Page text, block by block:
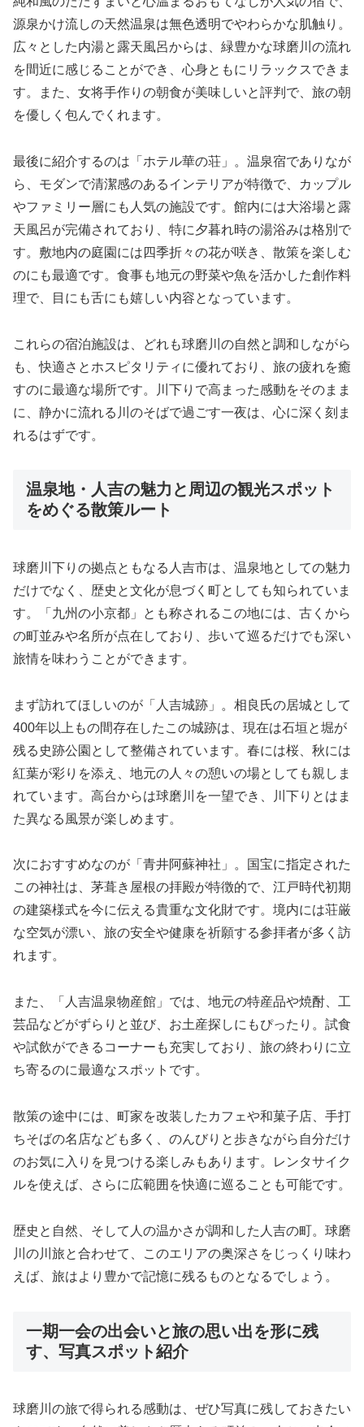
源泉かけ流しの天然温泉は無色透明でやわらかな肌触り。
広々とした内湯と露天風呂からは、緑豊かな球磨川の流れ
を間近に感じることができ、心身ともにリラックスできま
す。また、女将手作りの朝食が美味しいと評判で、旅の朝
を優しく包んでくれます。
最後に紹介するのは「ホテル華の荘」。温泉宿でありなが
ら、モダンで清潔感のあるインテリアが特徴で、カップル
やファミリー層にも人気の施設です。館内には大浴場と露
天風呂が完備されており、特に夕暮れ時の湯浴みは格別で
す。敷地内の庭園には四季折々の花が咲き、散策を楽しむ
のにも最適です。食事も地元の野菜や魚を活かした創作料
理で、目にも舌にも嬉しい内容となっています。
これらの宿泊施設は、どれも球磨川の自然と調和しながら
も、快適さとホスピタリティに優れており、旅の疲れを癒
すのに最適な場所です。川下りで高まった感動をそのまま
に、静かに流れる川のそばで過ごす一夜は、心に深く刻ま
れるはずです。
温泉地・人吉の魅力と周辺の観光スポット
をめぐる散策ルート
球磨川下りの拠点ともなる人吉市は、温泉地としての魅力
だけでなく、歴史と文化が息づく町としても知られていま
す。「九州の小京都」とも称されるこの地には、古くから
の町並みや名所が点在しており、歩いて巡るだけでも深い
旅情を味わうことができます。
まず訪れてほしいのが「人吉城跡」。相良氏の居城として
400年以上もの間存在したこの城跡は、現在は石垣と堀が
残る史跡公園として整備されています。春には桜、秋には
紅葉が彩りを添え、地元の人々の憩いの場としても親しま
れています。高台からは球磨川を一望でき、川下りとはま
た異なる風景が楽しめます。
次におすすめなのが「青井阿蘇神社」。国宝に指定された
この神社は、茅葺き屋根の拝殿が特徴的で、江戸時代初期
の建築様式を今に伝える貴重な文化財です。境内には荘厳
な空気が漂い、旅の安全や健康を祈願する参拝者が多く訪
れます。
また、「人吉温泉物産館」では、地元の特産品や焼酎、工
芸品などがずらりと並び、お土産探しにもぴったり。試食
や試飲ができるコーナーも充実しており、旅の終わりに立
ち寄るのに最適なスポットです。
散策の途中には、町家を改装したカフェや和菓子店、手打
ちそばの名店なども多く、のんびりと歩きながら自分だけ
のお気に入りを見つける楽しみもあります。レンタサイク
ルを使えば、さらに広範囲を快適に巡ることも可能です。
歴史と自然、そして人の温かさが調和した人吉の町。球磨
川の川旅と合わせて、このエリアの奥深さをじっくり味わ
えば、旅はより豊かで記憶に残るものとなるでしょう。
一期一会の出会いと旅の思い出を形に残
す、写真スポット紹介
球磨川の旅で得られる感動は、ぜひ写真に残しておきたい